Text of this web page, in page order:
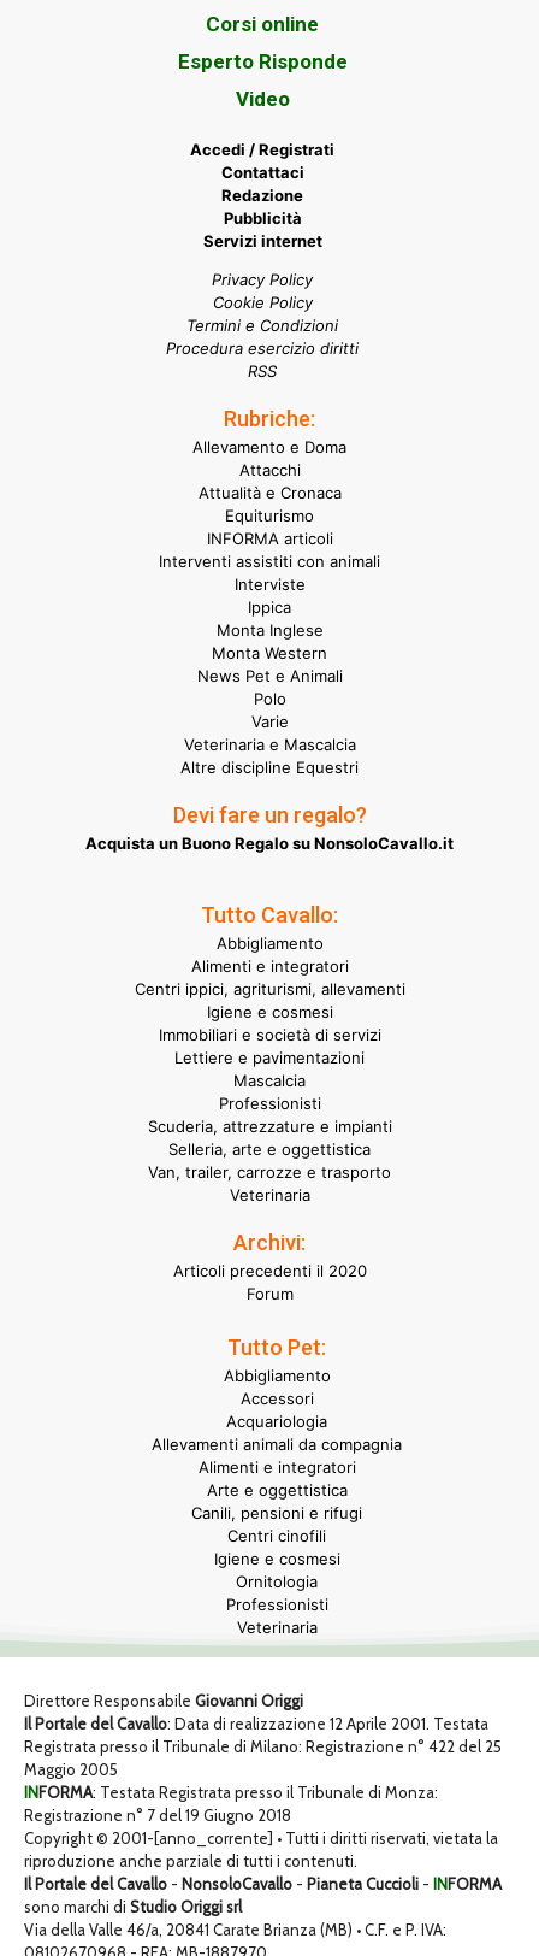
Corsi online
Esperto Risponde
Video
Accedi / Registrati
Contattaci
Redazione
Pubblicità
Servizi internet
Privacy Policy
Cookie Policy
Termini e Condizioni
Procedura esercizio diritti
RSS
Rubriche:
Allevamento e Doma
Attacchi
Attualità e Cronaca
Equiturismo
INFORMA articoli
Interventi assistiti con animali
Interviste
Ippica
Monta Inglese
Monta Western
News Pet e Animali
Polo
Varie
Veterinaria e Mascalcia
Altre discipline Equestri
Devi fare un regalo?
Acquista un Buono Regalo su NonsoloCavallo.it
Tutto Cavallo:
Abbigliamento
Alimenti e integratori
Centri ippici, agriturismi, allevamenti
Igiene e cosmesi
Immobiliari e società di servizi
Lettiere e pavimentazioni
Mascalcia
Professionisti
Scuderia, attrezzature e impianti
Selleria, arte e oggettistica
Van, trailer, carrozze e trasporto
Veterinaria
Archivi:
Articoli precedenti il 2020
Forum
Tutto Pet:
Abbigliamento
Accessori
Acquariologia
Allevamenti animali da compagnia
Alimenti e integratori
Arte e oggettistica
Canili, pensioni e rifugi
Centri cinofili
Igiene e cosmesi
Ornitologia
Professionisti
Veterinaria
Direttore Responsabile Giovanni Origgi
Il Portale del Cavallo: Data di realizzazione 12 Aprile 2001. Testata
Registrata presso il Tribunale di Milano: Registrazione n° 422 del 25
Maggio 2005
INFORMA: Testata Registrata presso il Tribunale di Monza:
Registrazione n° 7 del 19 Giugno 2018
Copyright © 2001-[anno_corrente] • Tutti i diritti riservati, vietata la
riproduzione anche parziale di tutti i contenuti.
Il Portale del Cavallo - NonsoloCavallo - Pianeta Cuccioli - INFORMA
sono marchi di Studio Origgi srl
Via della Valle 46/a, 20841 Carate Brianza (MB) • C.F. e P. IVA: